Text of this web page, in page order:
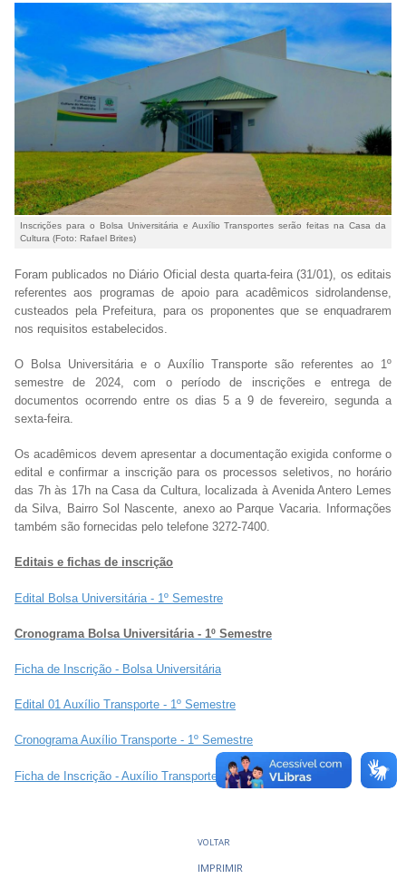
Inscrições para o Bolsa Universitária e Auxílio Transportes serão feitas na Casa da
Cultura (Foto: Rafael Brites)
Foram publicados no Diário Oficial desta quarta-feira (31/01), os editais
referentes aos programas de apoio para acadêmicos sidrolandense,
custeados pela Prefeitura, para os proponentes que se enquadrarem
nos requisitos estabelecidos.
O Bolsa Universitária e o Auxílio Transporte são referentes ao 1º
semestre de 2024, com o período de inscrições e entrega de
documentos ocorrendo entre os dias 5 a 9 de fevereiro, segunda a
sexta-feira.
Os acadêmicos devem apresentar a documentação exigida conforme o
edital e confirmar a inscrição para os processos seletivos, no horário
das 7h às 17h na Casa da Cultura, localizada à Avenida Antero Lemes
da Silva, Bairro Sol Nascente, anexo ao Parque Vacaria. Informações
também são fornecidas pelo telefone 3272-7400.
Editais e fichas de inscrição
Edital Bolsa Universitária - 1º Semestre
Cronograma Bolsa Universitária - 1º Semestre
Ficha de Inscrição - Bolsa Universitária
Edital 01 Auxílio Transporte - 1º Semestre
Cronograma Auxílio Transporte - 1º Semestre
Ficha de Inscrição - Auxílio Transporte
VOLTAR
IMPRIMIR